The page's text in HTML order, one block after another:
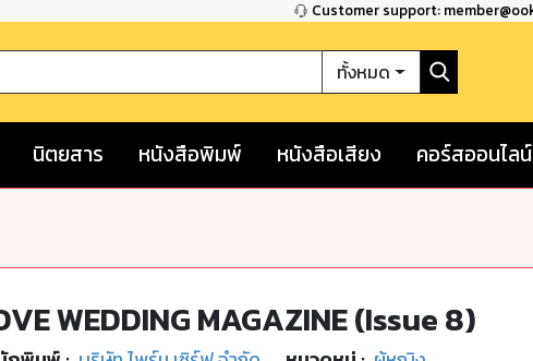
Customer support:
ทั้งหมด
นิตยสาร หนังสือพิมพ์ หนังสือเสียง คอร์สออนไลน์
WEDDING MAGAZINE (Issue 8)